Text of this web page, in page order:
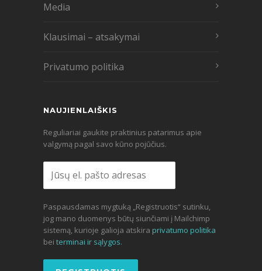
Media
Klausimai – atsakymai
Privatumo politika
NAUJIENLAIŠKIS
Reguliariai gaukite praktinius patarimus apie
valgymą pagal savo kūno pojūčius.
Paspausdamas mygtuką „Registruotis“ sutinku,
jog mano duomenys būtų siunčiami į Mailchimp
sistemą, kurioje galioja atskira privatumo politika
bei terminai ir sąlygos.